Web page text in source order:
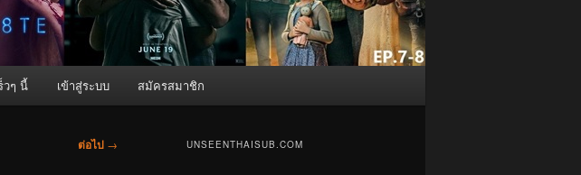
วๆ นี้ เข้าสู่ระบบ สมัครสมาชิก
ต่อไป → UNSEENTHAISUB.COM